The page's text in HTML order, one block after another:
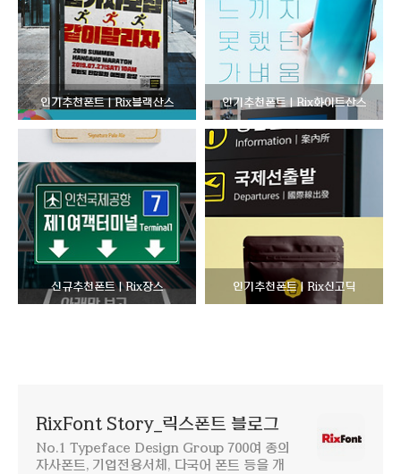
인기추천폰트 | Rix블랙산스 인기추천폰트 | Rix화이트산스
신규추천폰트 | Rix장스 인기추천폰트 | Rix신고딕
RixFont Story_릭스폰트 블로그
No.1 Typeface Design Group 700여 종의
자사폰트, 기업전용서체, 다국어 폰트 등을 개